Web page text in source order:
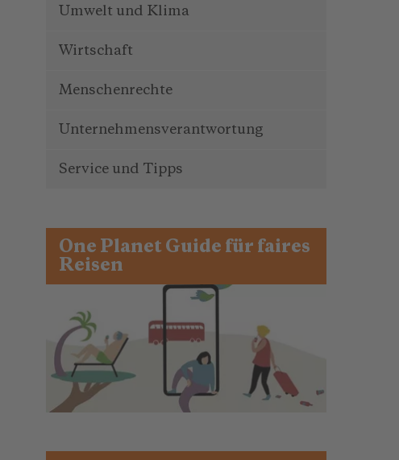
Umwelt und Klima
Wirtschaft
Menschenrechte
Unternehmensverantwortung
Service und Tipps
One Planet Guide für faires
Reisen